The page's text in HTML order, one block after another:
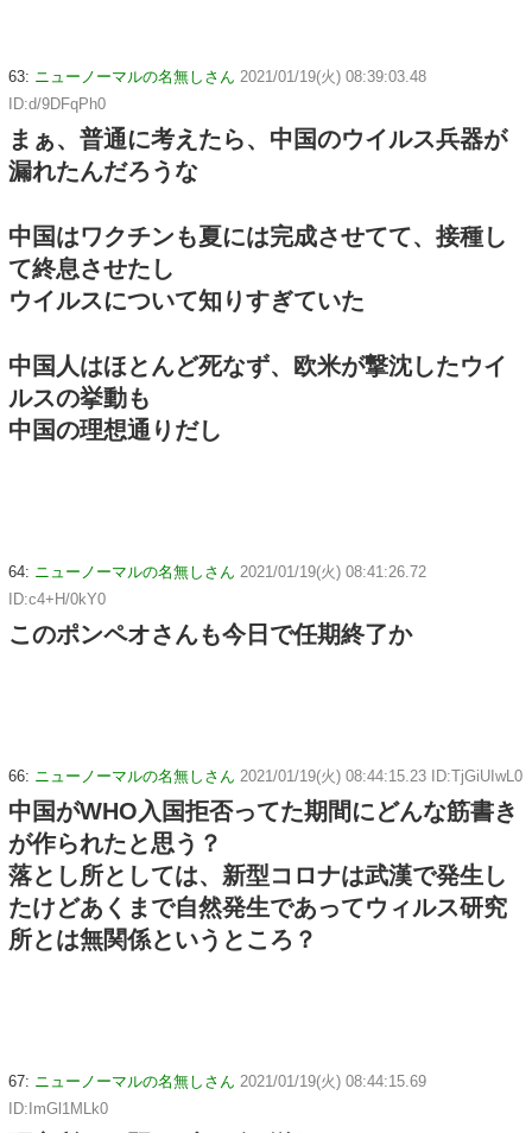
63: ニューノーマルの名無しさん 2021/01/19(火) 08:39:03.48
ID:d/9DFqPh0
まぁ、普通に考えたら、中国のウイルス兵器が
漏れたんだろうな
中国はワクチンも夏には完成させてて、接種し
て終息させたし
ウイルスについて知りすぎていた
中国人はほとんど死なず、欧米が撃沈したウイ
ルスの挙動も
中国の理想通りだし
64: ニューノーマルの名無しさん 2021/01/19(火) 08:41:26.72
ID:c4+H/0kY0
このポンペオさんも今日で任期終了か
66: ニューノーマルの名無しさん 2021/01/19(火) 08:44:15.23 ID:TjGiUIwL0
中国がWHO入国拒否ってた期間にどんな筋書き
が作られたと思う？
落とし所としては、新型コロナは武漢で発生し
たけどあくまで自然発生であってウィルス研究
所とは無関係というところ？
67: ニューノーマルの名無しさん 2021/01/19(火) 08:44:15.69
ID:ImGl1MLk0